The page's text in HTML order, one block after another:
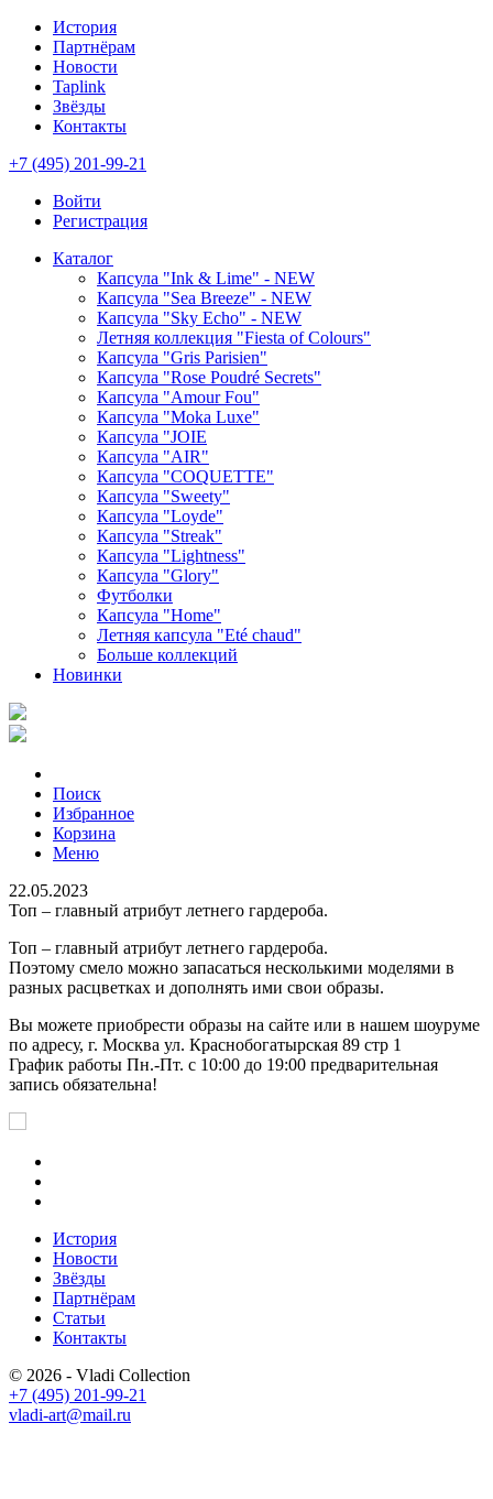
История
Партнёрам
Новости
Taplink
Звёзды
Контакты
+7 (495) 201-99-21
Войти
Регистрация
Каталог
Капсула "Ink & Lime" - NEW
Капсула "Sea Breeze" - NEW
Капсула "Sky Echo" - NEW
Летняя коллекция "Fiesta of Colours"
Капсула "Gris Parisien"
Капсула "Rose Poudré Secrets"
Капсула "Amour Fou"
Капсула "Moka Luxe"
Капсула "JOIE
Капсула "AIR"
Капсула "COQUETTE"
Капсула "Sweety"
Капсула "Loyde"
Капсула "Streak"
Капсула "Lightness"
Капсула "Glory"
Футболки
Капсула "Home"
Летняя капсула "Еté chaud"
Больше коллекций
Новинки
Поиск
Избранное
Корзина
Меню
22.05.2023
Топ – главный атрибут летнего гардероба.
Топ – главный атрибут летнего гардероба.
Поэтому смело можно запасаться несколькими моделями в
разных расцветках и дополнять ими свои образы.
Вы можете приобрести образы на сайте или в нашем шоуруме
по адресу, г. Москва ул. Краснобогатырская 89 стр 1
График работы Пн.-Пт. с 10:00 до 19:00 предварительная
запись обязательна!
История
Новости
Звёзды
Партнёрам
Статьи
Контакты
© 2026 - Vladi Collection
+7 (495) 201-99-21
vladi-art@mail.ru